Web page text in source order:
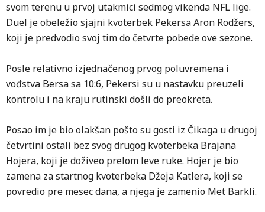
svom terenu u prvoj utakmici sedmog vikenda NFL lige.
Duel je obeležio sjajni kvoterbek Pekersa Aron Rodžers,
koji je predvodio svoj tim do četvrte pobede ove sezone.
Posle relativno izjednačenog prvog poluvremena i
vođstva Bersa sa 10:6, Pekersi su u nastavku preuzeli
kontrolu i na kraju rutinski došli do preokreta.
Posao im je bio olakšan pošto su gosti iz Čikaga u drugoj
četvrtini ostali bez svog drugog kvoterbeka Brajana
Hojera, koji je doživeo prelom leve ruke. Hojer je bio
zamena za startnog kvoterbeka Džeja Katlera, koji se
povredio pre mesec dana, a njega je zamenio Met Barkli.